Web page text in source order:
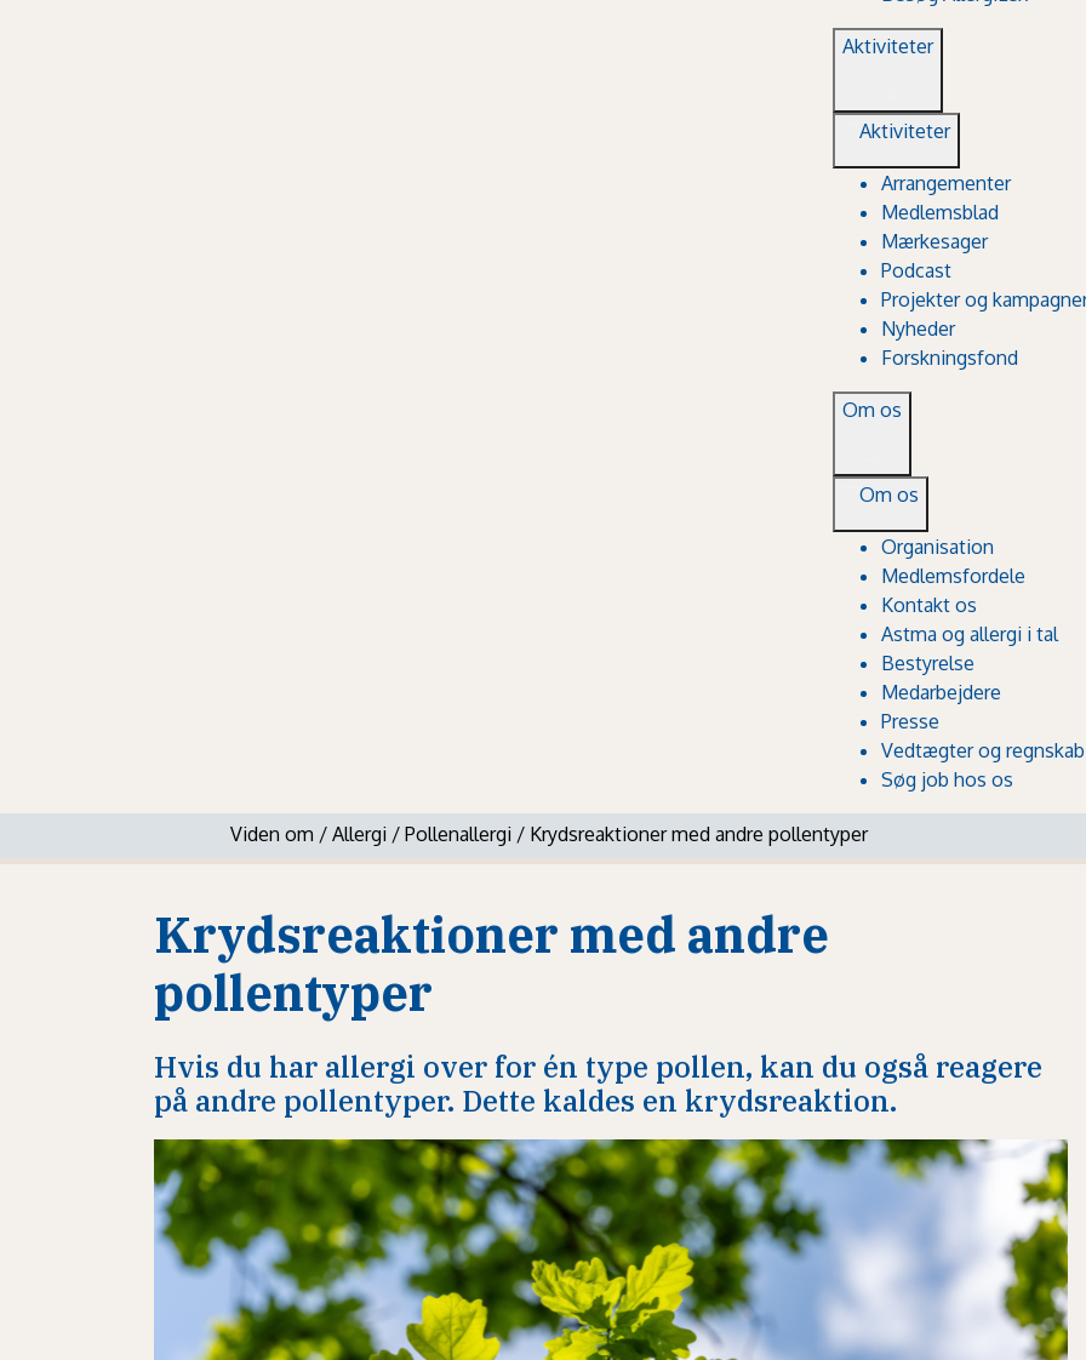
Aktiviteter
Aktiviteter
Arrangementer
Medlemsblad
Mærkesager
Podcast
Projekter og
Nyheder
Forskningsfond
Om os
Om os
Organisation
Medlemsfordele
Kontakt os
Astma og allergi i tal
Bestyrelse
Medarbejdere
Presse
Vedtægter og regnskab
Søg job hos os
Viden om / Allergi / Pollenallergi / Krydsreaktioner med andre pollentyper
Krydsreaktioner med andre
pollentyper
Hvis du har allergi over for én type pollen, kan du også reagere
på andre pollentyper. Dette kaldes en krydsreaktion.